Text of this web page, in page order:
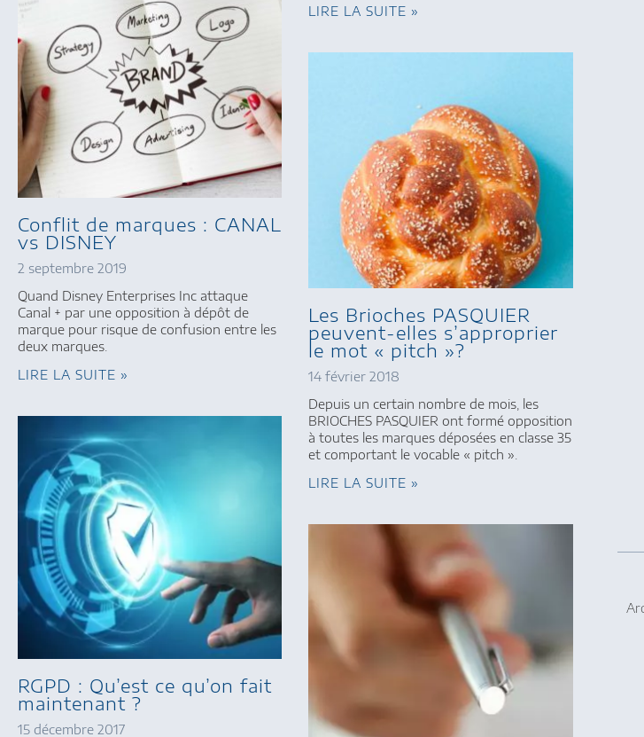
LIRE LA SUITE »
Conflit de marques : CANAL
vs DISNEY
2 septembre 2019
Quand Disney Enterprises Inc attaque
Canal + par une opposition à dépôt de
marque pour risque de confusion entre les
deux marques.
LIRE LA SUITE »
Les Brioches PASQUIER
peuvent-elles s’approprier
le mot « pitch »?
14 février 2018
Depuis un certain nombre de mois, les
BRIOCHES PASQUIER ont formé opposition
à toutes les marques déposées en classe 35
et comportant le vocable « pitch ».
LIRE LA SUITE »
RGPD : Qu’est ce qu’on fait
maintenant ?
15 décembre 2017